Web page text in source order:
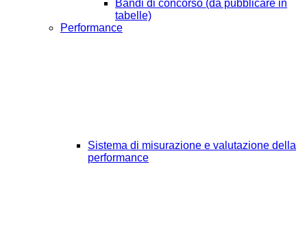
Bandi di concorso (da pubblicare in
tabelle)
Performance
Sistema di misurazione e valutazione della
performance